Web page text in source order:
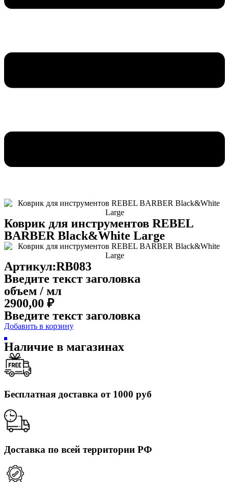
Коврик для инструментов REBEL
BARBER Black&White Large
Артикул:RB083
Введите текст заголовка
объем / мл
2900,00 ₽
Введите текст заголовка
Добавить в корзину
Наличие в магазинах
Бесплатная доставка от 1000 руб
Доставка по всей территории РФ